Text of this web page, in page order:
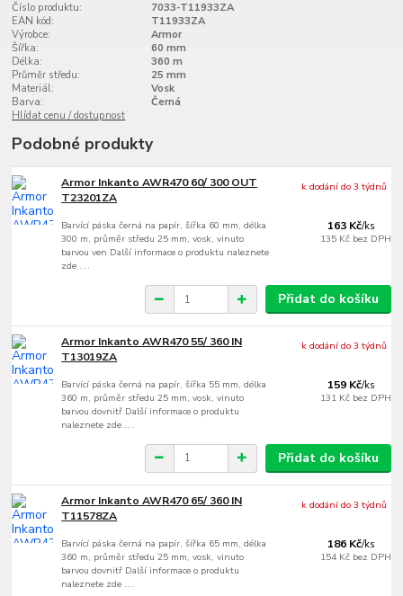
Číslo produktu:
7033-T11933ZA
EAN kód:
T11933ZA
Výrobce:
Armor
Šířka:
60 mm
Délka:
360 m
Průměr středu:
25 mm
Materiál:
Vosk
Barva:
Černá
Hlídat cenu / dostupnost
Podobné produkty
Armor Inkanto AWR470 60/ 300 OUT
T23201ZA
Barvící páska černá na papír, šířka 60 mm, délka
300 m, průměr středu 25 mm, vosk, vinuto
barvou ven Další informace o produktu naleznete
zde ....
163 Kč/ks
135 Kč bez DPH
k dodání do 3 týdnů
Přidat do košíku
Armor Inkanto AWR470 55/ 360 IN
T13019ZA
Barvící páska černá na papír, šířka 55 mm, délka
360 m, průměr středu 25 mm, vosk, vinuto
barvou dovnitř Další informace o produktu
naleznete zde ....
159 Kč/ks
131 Kč bez DPH
k dodání do 3 týdnů
Přidat do košíku
Armor Inkanto AWR470 65/ 360 IN
T11578ZA
Barvící páska černá na papír, šířka 65 mm, délka
360 m, průměr středu 25 mm, vosk, vinuto
barvou dovnitř Další informace o produktu
naleznete zde ....
186 Kč/ks
154 Kč bez DPH
k dodání do 3 týdnů